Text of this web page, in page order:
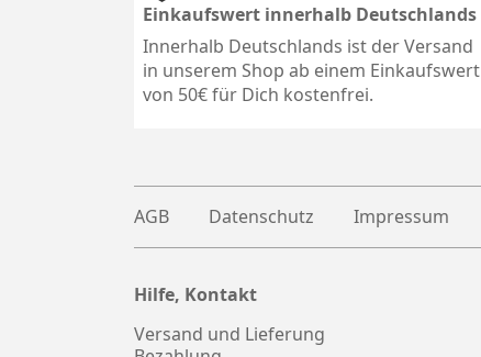
Einkaufswert innerhalb Deutschlands
Innerhalb Deutschlands ist der Versand
in unserem Shop ab einem Einkaufswert
von 50€ für Dich kostenfrei.
AGB Datenschutz Impressum
Hilfe, Kontakt
Versand und Lieferung